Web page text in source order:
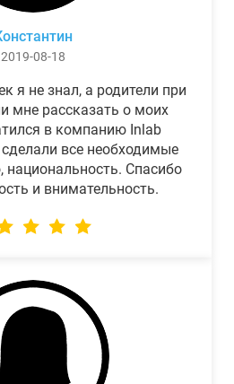
2019-08-18
я не знал, а родители при
мне рассказать о моих
в компанию Inlab
все необходимые
национальность. Спасибо
и внимательность.